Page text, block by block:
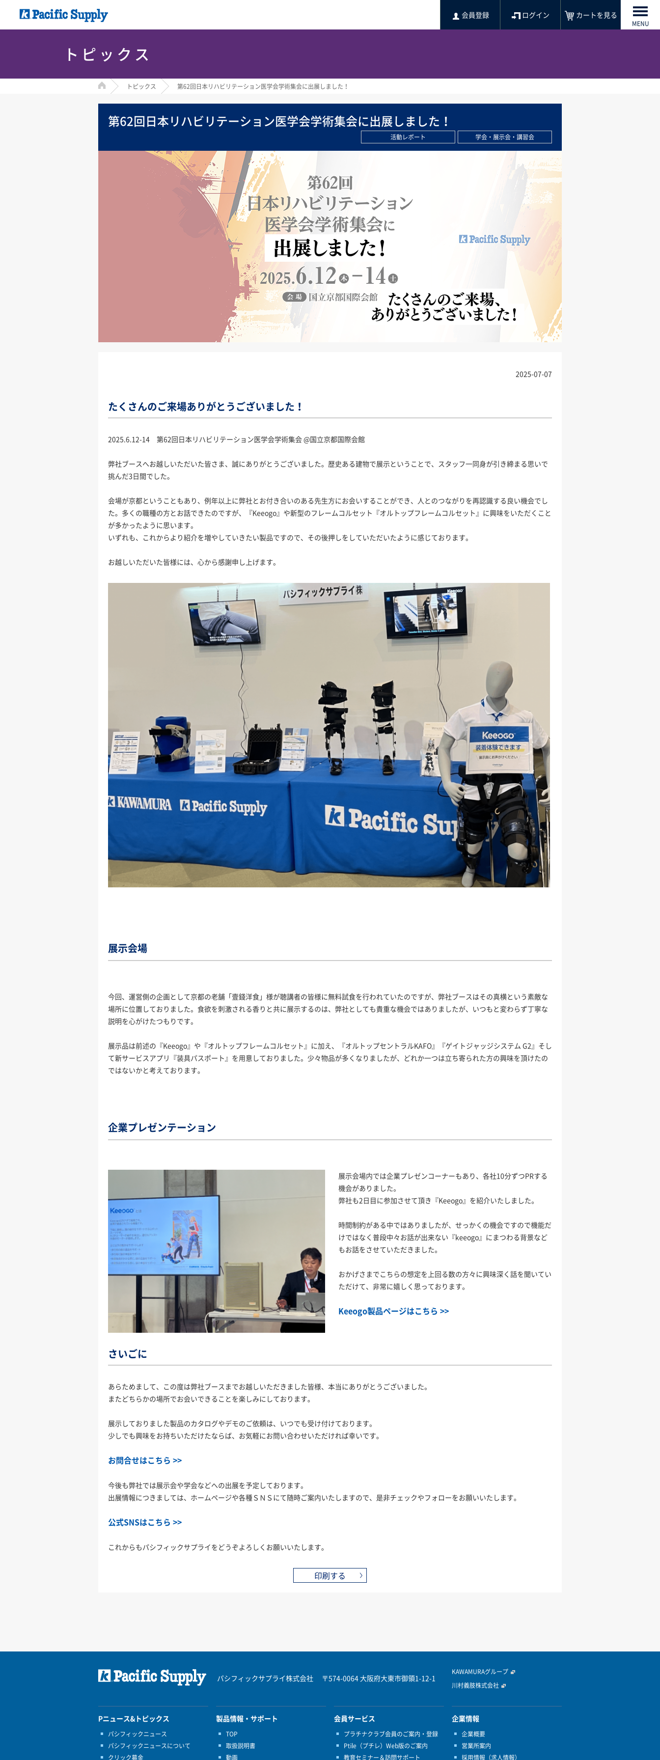
会員登録 ログイン カートを見る
MENU
トピックス
HOME トピックス 第62回日本リハビリテーション医学会学術集会に出展しました！
第62回日本リハビリテーション医学会学術集会に出展しました！
活動レポート 学会・展示会・講習会
2025-07-07
たくさんのご来場ありがとうございました！
2025.6.12-14 第62回日本リハビリテーション医学会学術集会 @国立京都国際会館
弊社ブースへお越しいただいた皆さま、誠にありがとうございました。歴史ある建物で展示ということで、スタッフ一同身が引き締まる思いで
挑んだ3日間でした。
会場が京都ということもあり、例年以上に弊社とお付き合いのある先生方にお会いすることができ、人とのつながりを再認識する良い機会でし
た。多くの職種の方とお話できたのですが、『Keeogo』や新型のフレームコルセット『オルトップフレームコルセット』に興味をいただくこと
が多かったように思います。
いずれも、これからより紹介を増やしていきたい製品ですので、その後押しをしていただいたように感じております。
お越しいただいた皆様には、心から感謝申し上げます。
展示会場
今回、運営側の企画として京都の老舗「壹錢洋食」様が聴講者の皆様に無料試食を行われていたのですが、弊社ブースはその真横という素敵な
場所に位置しておりました。食欲を刺激される香りと共に展示するのは、弊社としても貴重な機会ではありましたが、いつもと変わらず丁寧な
説明を心がけたつもりです。
展示品は前述の『Keeogo』や『オルトップフレームコルセット』に加え、『オルトップセントラルKAFO』『ゲイトジャッジシステム G2』そし
て新サービスアプリ『装具パスポート』を用意しておりました。少々物品が多くなりましたが、どれか一つは立ち寄られた方の興味を頂けたの
ではないかと考えております。
企業プレゼンテーション
展示会場内では企業プレゼンコーナーもあり、各社10分ずつPRする
機会がありました。
弊社も2日目に参加させて頂き『Keeogo』を紹介いたしました。
時間制約がある中ではありましたが、せっかくの機会ですので機能だ
けではなく普段中々お話が出来ない『keeogo』にまつわる背景など
もお話をさせていただきました。
おかげさまでこちらの想定を上回る数の方々に興味深く話を聞いてい
ただけて、非常に嬉しく思っております。
Keeogo製品ページはこちら >>
さいごに
あらためまして、この度は弊社ブースまでお越しいただきました皆様、本当にありがとうございました。
またどちらかの場所でお会いできることを楽しみにしております。
展示しておりました製品のカタログやデモのご依頼は、いつでも受け付けております。
少しでも興味をお持ちいただけたならば、お気軽にお問い合わせいただければ幸いです。
お問合せはこちら >>
今後も弊社では展示会や学会などへの出展を予定しております。
出展情報につきましては、ホームページや各種ＳＮＳにて随時ご案内いたしますので、是非チェックやフォローをお願いいたします。
公式SNSはこちら >>
これからもパシフィックサプライをどうぞよろしくお願いいたします。
印刷する
パシフィックサプライ株式会社 〒574-0064 大阪府大東市御領1-12-1
KAWAMURAグループ
川村義肢株式会社
Pニュース&トピックス
パシフィックニュース
パシフィックニュースについて
クリック募金
製品情報・サポート
TOP
取扱説明書
動画
会員サービス
プラチナクラブ会員のご案内・登録
Ptile（プチレ）Web版のご案内
教育セミナー＆訪問サポート
企業情報
企業概要
営業所案内
採用情報（求人情報）